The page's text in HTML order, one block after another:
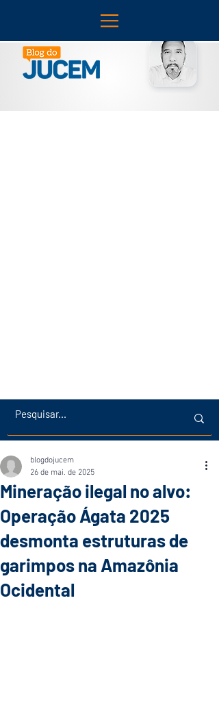
Mineração ilegal no alvo:
Operação Ágata 2025
desmonta estruturas de
garimpos na Amazônia
Ocidental
blogdojucem
26 de mai. de 2025